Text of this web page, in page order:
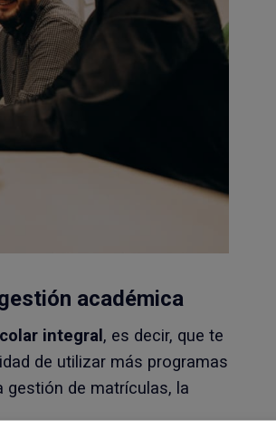
académica
integral , es decir, que te
de utilizar más programas
de matrículas, la